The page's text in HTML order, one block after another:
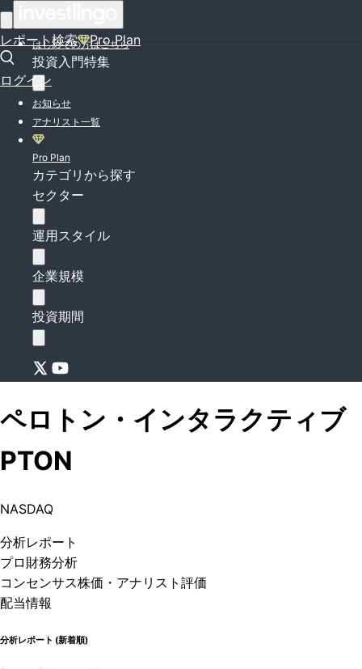
レポート検索 Pro Plan
ログイン
はじめての方はこちら
投資入門特集
お知らせ
アナリスト一覧
Pro Plan
カテゴリから探す
セクター
運用スタイル
企業規模
投資期間
ペロトン・インタラクティブ
PTON
NASDAQ
分析レポート
プロ 財務分析
コンセンサス株価 ・アナリスト評価
配当情報
分析レポート (新着順)